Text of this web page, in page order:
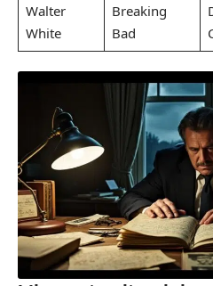
Walter
White
Breaking
Bad